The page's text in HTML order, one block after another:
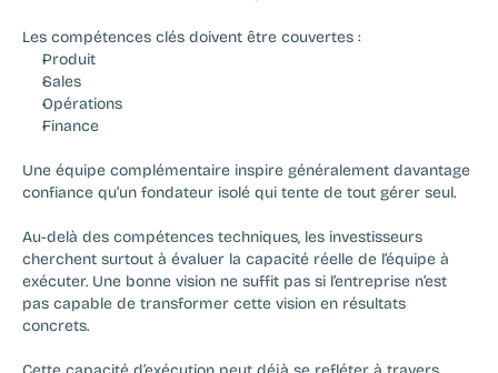
Les compétences clés doivent être couvertes :
Produit
Sales
Opérations
Finance
Une équipe complémentaire inspire généralement davantage
confiance qu’un fondateur isolé qui tente de tout gérer seul.
Au-delà des compétences techniques, les investisseurs
cherchent surtout à évaluer la capacité réelle de l’équipe à
exécuter. Une bonne vision ne suffit pas si l’entreprise n’est
pas capable de transformer cette vision en résultats
concrets.